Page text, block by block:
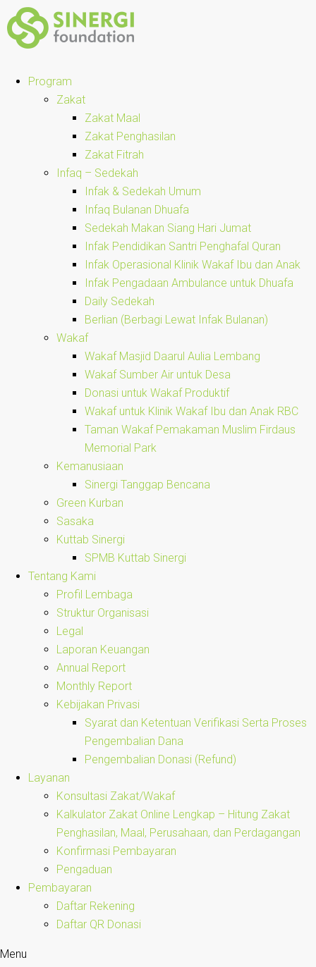
Program
Zakat
Zakat Maal
Zakat Penghasilan
Zakat Fitrah
Infaq – Sedekah
Infak & Sedekah Umum
Infaq Bulanan Dhuafa
Sedekah Makan Siang Hari Jumat
Infak Pendidikan Santri Penghafal Quran
Infak Operasional Klinik Wakaf Ibu dan Anak
Infak Pengadaan Ambulance untuk Dhuafa
Daily Sedekah
Berlian (Berbagi Lewat Infak Bulanan)
Wakaf
Wakaf Masjid Daarul Aulia Lembang
Wakaf Sumber Air untuk Desa
Donasi untuk Wakaf Produktif
Wakaf untuk Klinik Wakaf Ibu dan Anak RBC
Taman Wakaf Pemakaman Muslim Firdaus
Memorial Park
Kemanusiaan
Sinergi Tanggap Bencana
Green Kurban
Sasaka
Kuttab Sinergi
SPMB Kuttab Sinergi
Tentang Kami
Profil Lembaga
Struktur Organisasi
Legal
Laporan Keuangan
Annual Report
Monthly Report
Kebijakan Privasi
Syarat dan Ketentuan Verifikasi Serta Proses
Pengembalian Dana
Pengembalian Donasi (Refund)
Layanan
Konsultasi Zakat/Wakaf
Kalkulator Zakat Online Lengkap – Hitung Zakat
Penghasilan, Maal, Perusahaan, dan Perdagangan
Konfirmasi Pembayaran
Pengaduan
Pembayaran
Daftar Rekening
Daftar QR Donasi
Menu